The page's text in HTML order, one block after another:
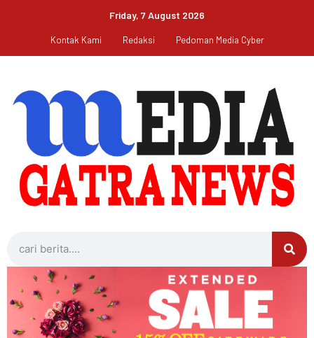
Friday, 7 August 2026
Kontak Kami Redaksi Pedoman Media Cyber